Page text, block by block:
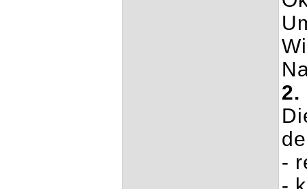
2.
-